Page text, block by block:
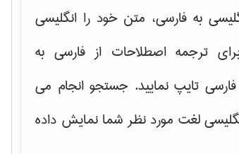
به فارسی، متن خود را انگلیسی
ترجمه اصطلاحات از فارسی به
تایپ نمایید. جستجو انجام می
لغت مورد نظر شما نمایش داده